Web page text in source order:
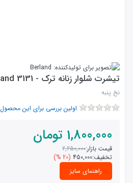
تیشرت شلوار زنانه ترک - Berland 3131
نخ پنبه
اولین بررسی برای این محصول
1,800,000 تومان
قیمت بازار:2,250,000
تخفیف:450,000
(20 %)
راهنمای سایز